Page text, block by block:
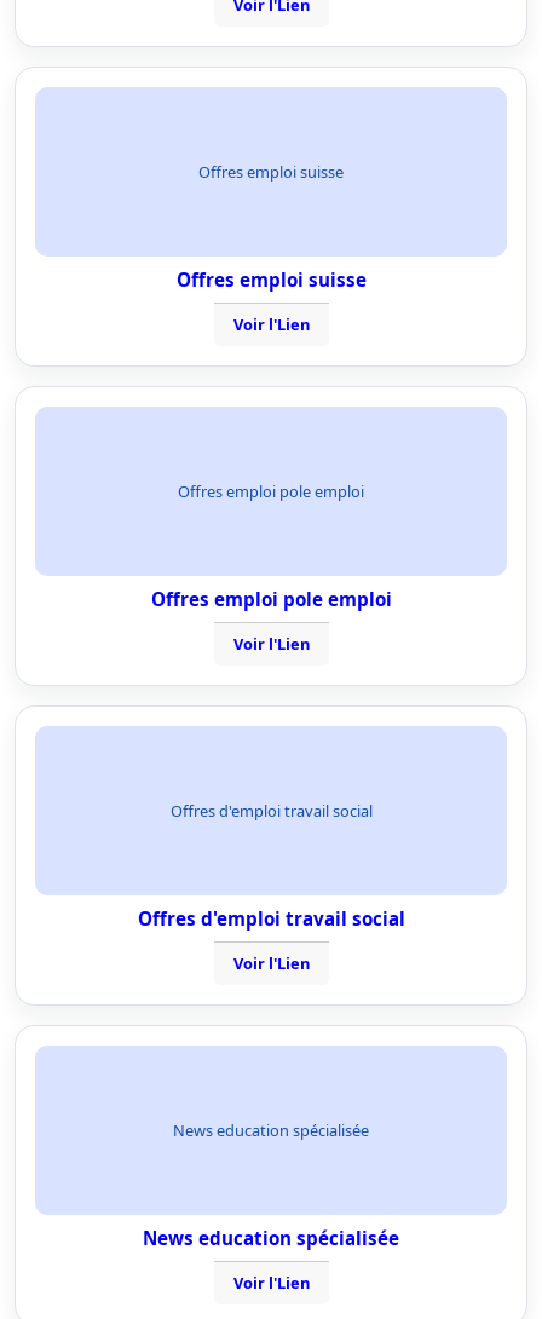
Voir l'Lien
Offres emploi suisse
Offres emploi suisse
Voir l'Lien
Offres emploi pole emploi
Offres emploi pole emploi
Voir l'Lien
Offres d'emploi travail social
Offres d'emploi travail social
Voir l'Lien
News education spécialisée
News education spécialisée
Voir l'Lien